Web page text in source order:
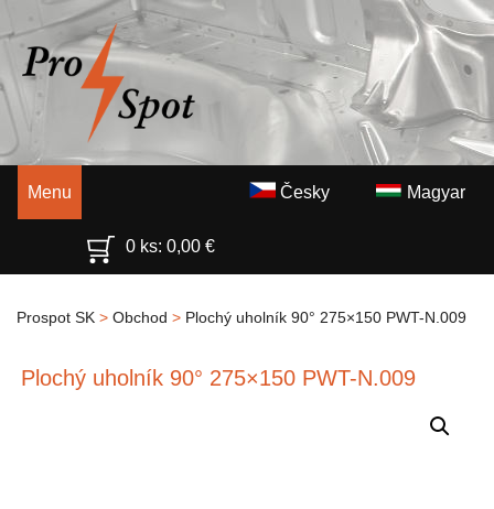
Menu Magyar
Česky
0 ks:0,00€
Prospot SK > Obchod > Plochý uholník 90° 275×150 PWT-N.009
Plochý uholník 90° 275×150 PWT-N.009